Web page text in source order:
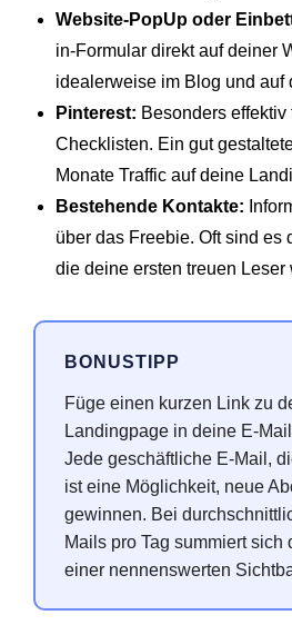
Website-PopUp oder
in-Formular direkt auf deiner
idealerweise im Blog und auf
Pinterest: Besonders
Checklisten. Ein gut
Monate Traffic auf deine
Bestehende Kontakte:
über das Freebie. Oft sind es
die deine ersten treuen Leser
BONUSTIPP
Füge einen kurzen Link zu
Landingpage in deine E-
Jede geschäftliche E-Mail,
ist eine Möglichkeit, neue
gewinnen. Bei
Mails pro Tag summiert sich
einer nennenswerten